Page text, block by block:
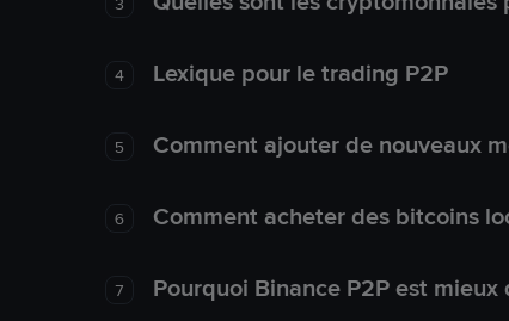
4 Lexique pour le trading P2P
5 Comment ajouter de nouveaux
6 Comment acheter des bitcoins
7 Pourquoi Binance P2P est